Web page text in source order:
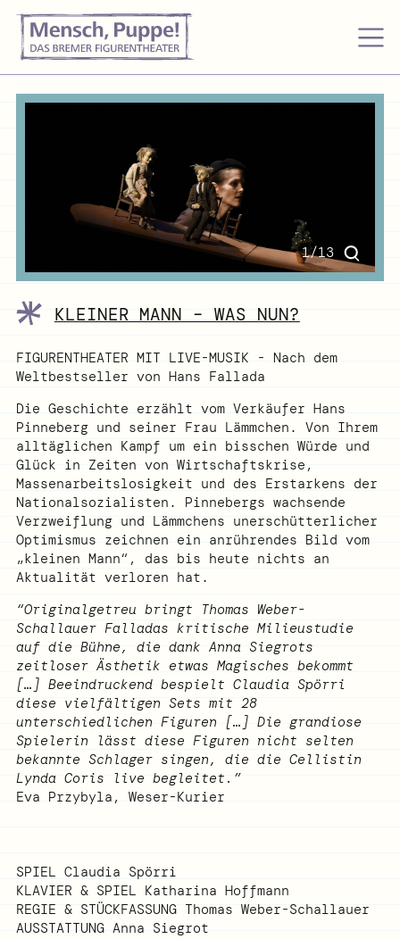
1/13
KLEINER MANN – WAS NUN?
FIGURENTHEATER MIT LIVE-MUSIK - Nach dem
Weltbestseller von Hans Fallada
Die Geschichte erzählt vom Verkäufer Hans
Pinneberg und seiner Frau Lämmchen. Von Ihrem
alltäglichen Kampf um ein bisschen Würde und
Glück in Zeiten von Wirtschaftskrise,
Massenarbeitslosigkeit und des Erstarkens der
Nationalsozialisten. Pinnebergs wachsende
Verzweiflung und Lämmchens unerschütterlicher
Optimismus zeichnen ein anrührendes Bild vom
„kleinen Mann“, das bis heute nichts an
Aktualität verloren hat.
“Originalgetreu bringt Thomas Weber-
Schallauer Falladas kritische Milieustudie
auf die Bühne, die dank Anna Siegrots
zeitloser Ästhetik etwas Magisches bekommt
[…] Beeindruckend bespielt Claudia Spörri
diese vielfältigen Sets mit 28
unterschiedlichen Figuren […] Die grandiose
Spielerin lässt diese Figuren nicht selten
bekannte Schlager singen, die die Cellistin
Lynda Coris live begleitet.”
Eva Przybyla, Weser-Kurier
SPIEL Claudia Spörri
KLAVIER & SPIEL Katharina Hoffmann
REGIE & STÜCKFASSUNG Thomas Weber-Schallauer
AUSSTATTUNG Anna Siegrot